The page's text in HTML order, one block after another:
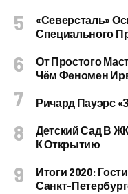
«Северсталь»
Специального
От Простого
Чём Феномен
Ричард Пауэрс
Детский Сад В
К Открытию
Итоги 2020:
Санкт-